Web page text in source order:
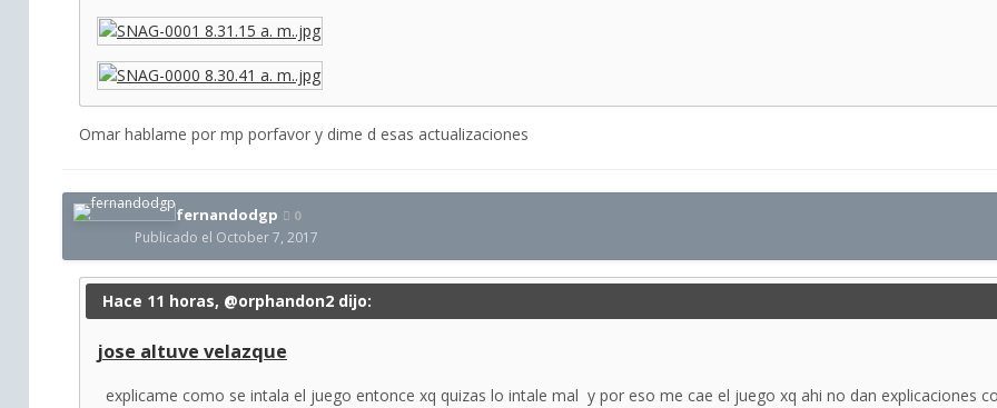
Omar hablame por mp porfavor y dime d esas actualizaciones
fernandodgp 0
Publicado el October 7, 2017
Hace 11 horas, @orphandon2 dijo:
jose altuve velazque
explicame como se intala el juego entonce xq quizas lo intale mal y por eso me cae el juego xq ahi no dan explicaciones